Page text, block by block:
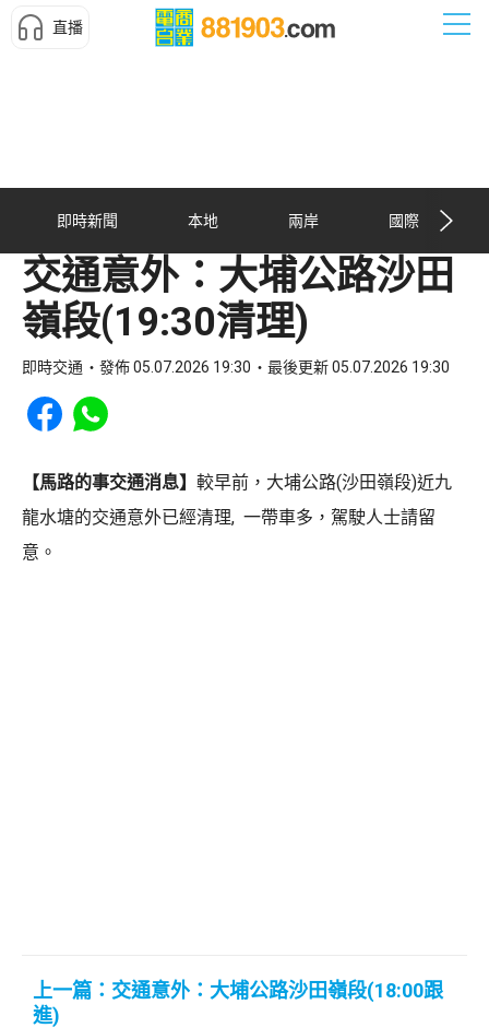
直播
即時新聞 本地 兩岸 國際
交通意外：大埔公路沙田
嶺段(19:30清理)
即時交通 發佈 05.07.2026 19:30 最後更新 05.07.2026 19:30
Share to Facebook
Share to WhatsApp
【馬路的事交通消息】 較早前，大埔公路(沙田嶺段)近九
龍水塘的交通意外已經清理, 一帶車多，駕駛人士請留
意。
上一篇：交通意外：大埔公路沙田嶺段(18:00跟
進)